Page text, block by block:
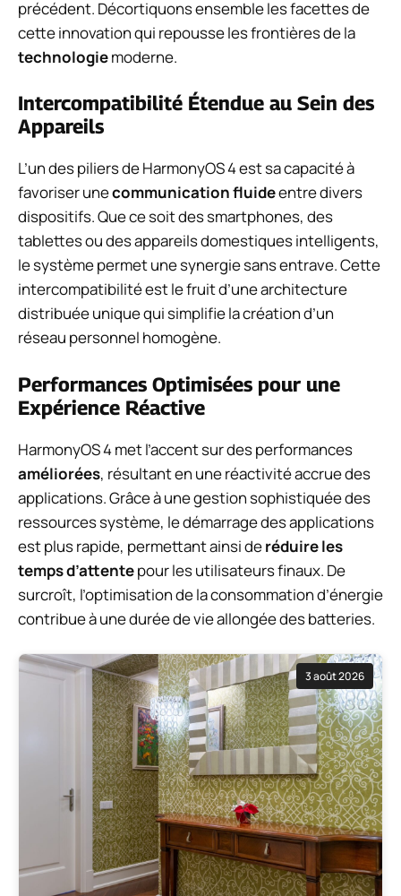
précédent. Décortiquons ensemble les facettes de
cette innovation qui repousse les frontières de la
technologiemoderne.
Intercompatibilité Étendue au Sein des
Appareils
L’un des piliers de HarmonyOS 4 est sa capacité à
favoriser unecommunication fluideentre divers
dispositifs. Que ce soit des smartphones, des
tablettes ou des appareils domestiques intelligents,
le système permet une synergie sans entrave. Cette
intercompatibilité est le fruit d’une architecture
distribuée unique qui simplifie la création d’un
réseau personnel homogène.
Performances Optimisées pour une
Expérience Réactive
HarmonyOS 4 met l’accent sur des performances
améliorées, résultant en une réactivité accrue des
applications. Grâce à une gestion sophistiquée des
ressources système, le démarrage des applications
est plus rapide, permettant ainsi deréduire les
temps d’attentepour les utilisateurs finaux. De
surcroît, l’optimisation de la consommation d’énergie
contribue à une durée de vie allongée des batteries.
3 août 2026